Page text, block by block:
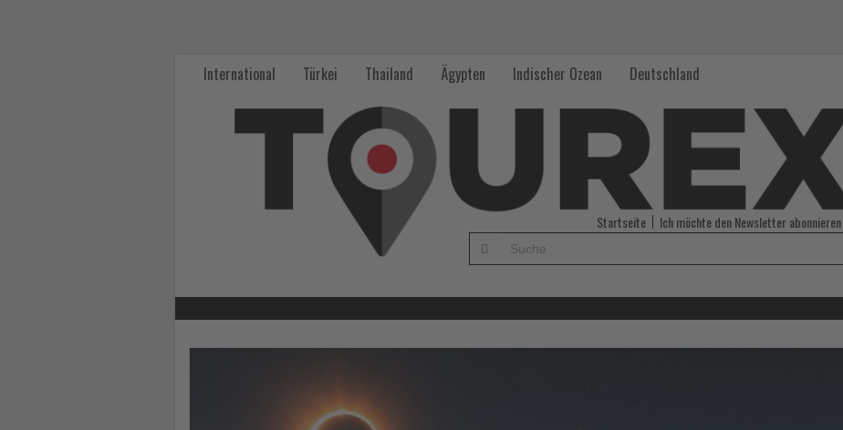
International Türkei Thailand Ägypten Indischer Ozean Deutschland
Startseite Ich möchte den Newsletter abonnieren